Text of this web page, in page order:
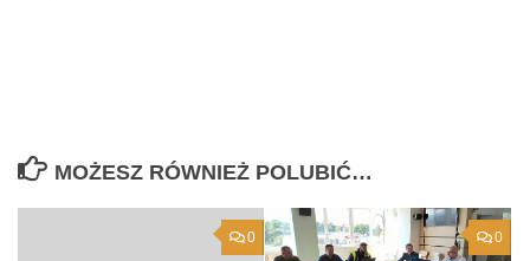
MOŻESZ RÓWNIEŻ POLUBIĆ…
0 0